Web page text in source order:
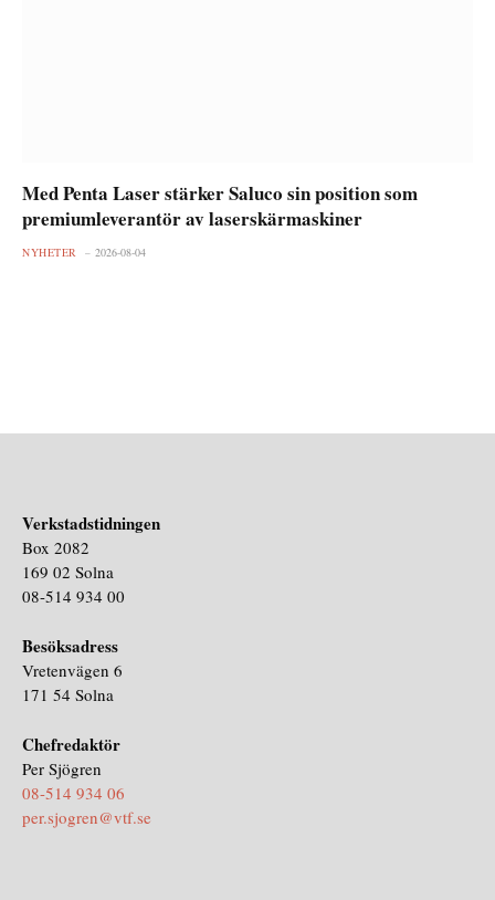
Med Penta Laser stärker Saluco sin position som
premiumleverantör av laserskärmaskiner
NYHETER 2026-08-04
Verkstadstidningen
Box 2082
169 02 Solna
08-514 934 00
Besöksadress
Vretenvägen 6
171 54 Solna
Chefredaktör
Per Sjögren
08-514 934 06
per.sjogren@vtf.se